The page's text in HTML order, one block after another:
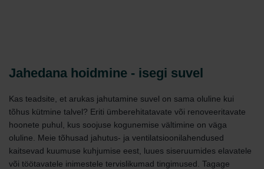
Jahedana hoidmine - isegi suvel
Kas teadsite, et arukas jahutamine suvel on sama oluline kui
tõhus kütmine talvel? Eriti ümberehitatavate või renoveeritavate
hoonete puhul, kus soojuse kogunemise vältimine on väga
oluline. Meie tõhusad jahutus- ja ventilatsioonilahendused
kaitsevad kuumuse kuhjumise eest, luues siseruumides elavatele
või töötavatele inimestele tervislikumad tingimused. Tagage